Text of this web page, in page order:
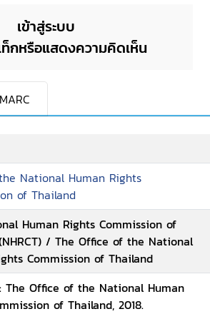
เข้าสู่ระบบ
กหรือแสดงความคิดเห็น
MARC
National Human Rights
of Thailand
Human Rights Commission of
/ The Office of the National
Commission of Thailand
The Office of the National Human
of Thailand, 2018.